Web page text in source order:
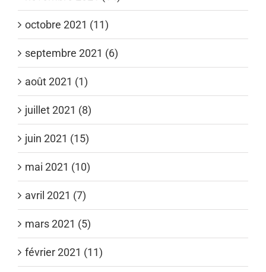
octobre 2021 (11)
septembre 2021 (6)
août 2021 (1)
juillet 2021 (8)
juin 2021 (15)
mai 2021 (10)
avril 2021 (7)
mars 2021 (5)
février 2021 (11)